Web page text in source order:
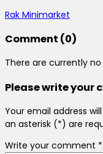
Rak Minimarket
Comment (0)
There are currently
Please write your
Your email address
an asterisk (*) are
Write your comment *